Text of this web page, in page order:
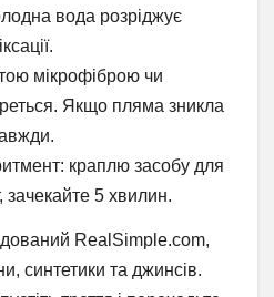
вода розріджує
мікрофіброю чи
Якщо пляма зникла
краплю засобу для
зачекайте 5 хвилин.
RealSimple.com,
синтетики та джинсів.